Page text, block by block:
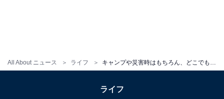
All About ニュース ライフ
ライフ